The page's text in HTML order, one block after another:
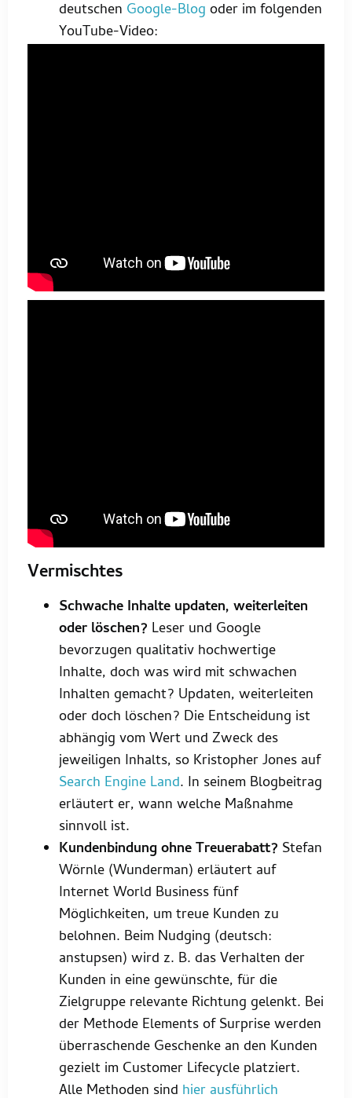
deutschen Google-Blog oder im folgenden
YouTube-Video:
Vermischtes
Schwache Inhalte updaten, weiterleiten
oder löschen? Leser und Google
bevorzugen qualitativ hochwertige
Inhalte, doch was wird mit schwachen
Inhalten gemacht? Updaten, weiterleiten
oder doch löschen? Die Entscheidung ist
abhängig vom Wert und Zweck des
jeweiligen Inhalts, so Kristopher Jones auf
Search Engine Land. In seinem Blogbeitrag
erläutert er, wann welche Maßnahme
sinnvoll ist.
Kundenbindung ohne Treuerabatt? Stefan
Wörnle (Wunderman) erläutert auf
Internet World Business fünf
Möglichkeiten, um treue Kunden zu
belohnen. Beim Nudging (deutsch:
anstupsen) wird z. B. das Verhalten der
Kunden in eine gewünschte, für die
Zielgruppe relevante Richtung gelenkt. Bei
der Methode Elements of Surprise werden
überraschende Geschenke an den Kunden
gezielt im Customer Lifecycle platziert.
Alle Methoden sind hier ausführlich